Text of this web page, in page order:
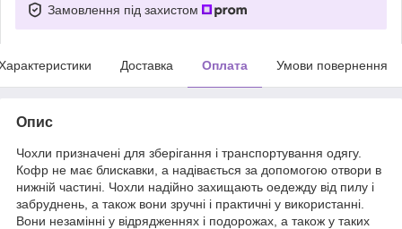
Замовлення під захистом
Доставка Оплата Умови повернення
Опис
Чохли призначені для зберігання і транспортування одягу.
Кофр не має блискавки, а надівається за допомогою отвори в
нижній частині. Чохли надійно захищають оедежду від пилу і
забруднень, а також вони зручні і практичні у використанні.
Вони незамінні у відрядженнях і подорожах, а також у таких